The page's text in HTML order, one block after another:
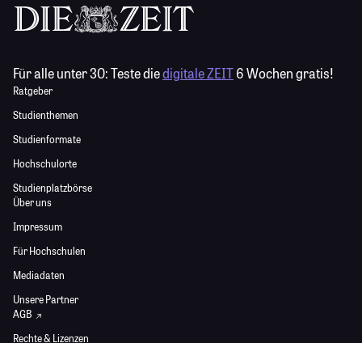
Für alle unter 30:Teste diedigitale ZEIT6 Wochen gratis!
Ratgeber
Studienthemen
Studienformate
Hochschulorte
Studienplatzbörse
Über uns
Impressum
Für Hochschulen
Mediadaten
Unsere Partner
AGB
Rechte & Lizenzen